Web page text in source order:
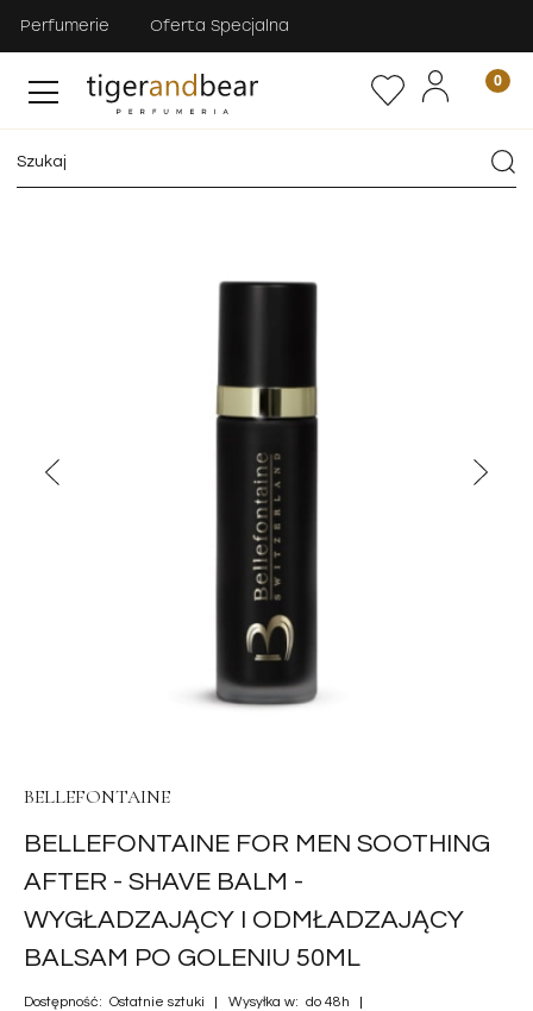
Perfumerie Oferta Specjalna
BELLEFONTAINE
BELLEFONTAINE FOR MEN SOOTHING
AFTER - SHAVE BALM -
WYGŁADZAJĄCY I ODMŁADZAJĄCY
BALSAM PO GOLENIU 50ML
Dostępność: Ostatnie sztuki Wysyłka w: do 48h